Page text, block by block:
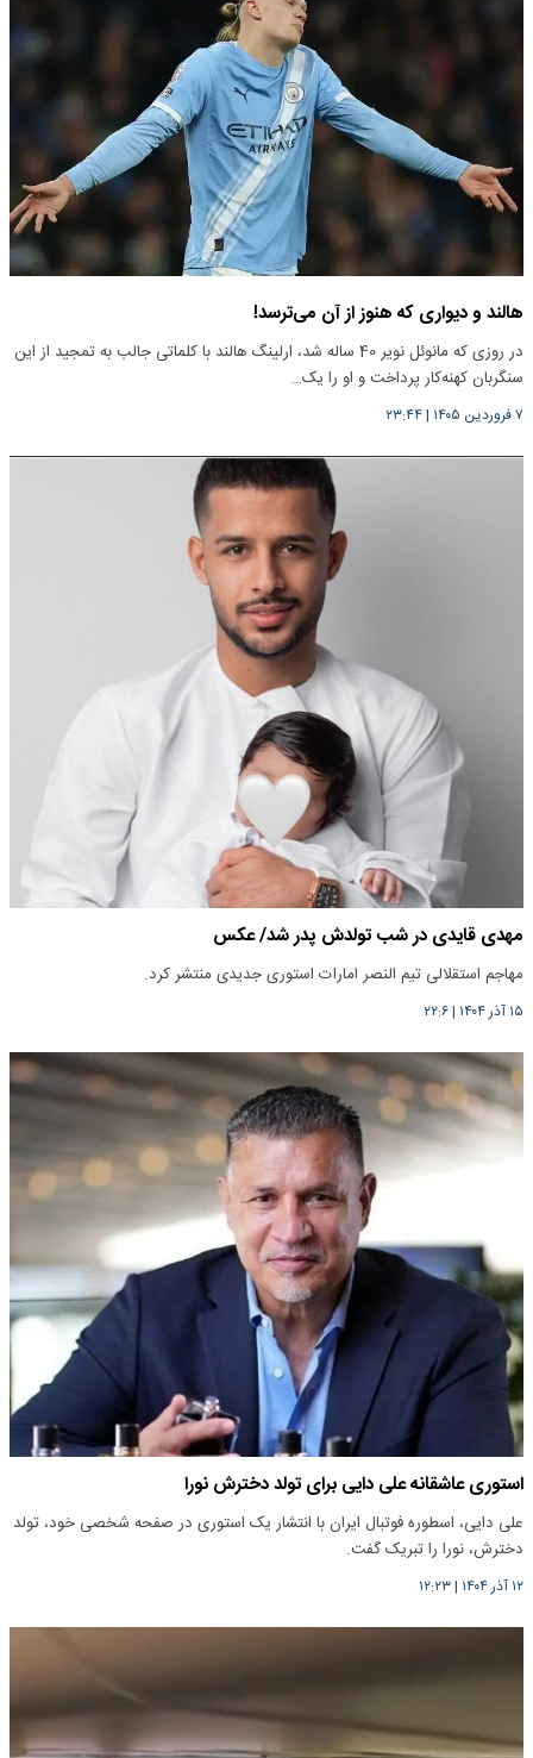
هالند و دیواری که هنوز از آن می‌ترسد!
در روزی که مانوئل نویر 40 ساله شد، ارلینگ هالند با کلماتی جالب به تمجید از این
سنگربان کهنه‌کار پرداخت و او را یک…
۷ فروردین ۱۴۰۵ |۲۳:۴۴
مهدی قایدی در شب تولدش پدر شد/ عکس
مهاجم استقلالی تیم النصر امارات استوری جدیدی منتشر کرد.
۱۵ آذر ۱۴۰۴ |۲۲:۶
استوری عاشقانه علی دایی برای تولد دخترش نورا
علی دایی، اسطوره فوتبال ایران با انتشار یک استوری در صفحه شخصی خود، تولد
دخترش، نورا را تبریک گفت.
۱۲ آذر ۱۴۰۴ |۱۲:۲۳